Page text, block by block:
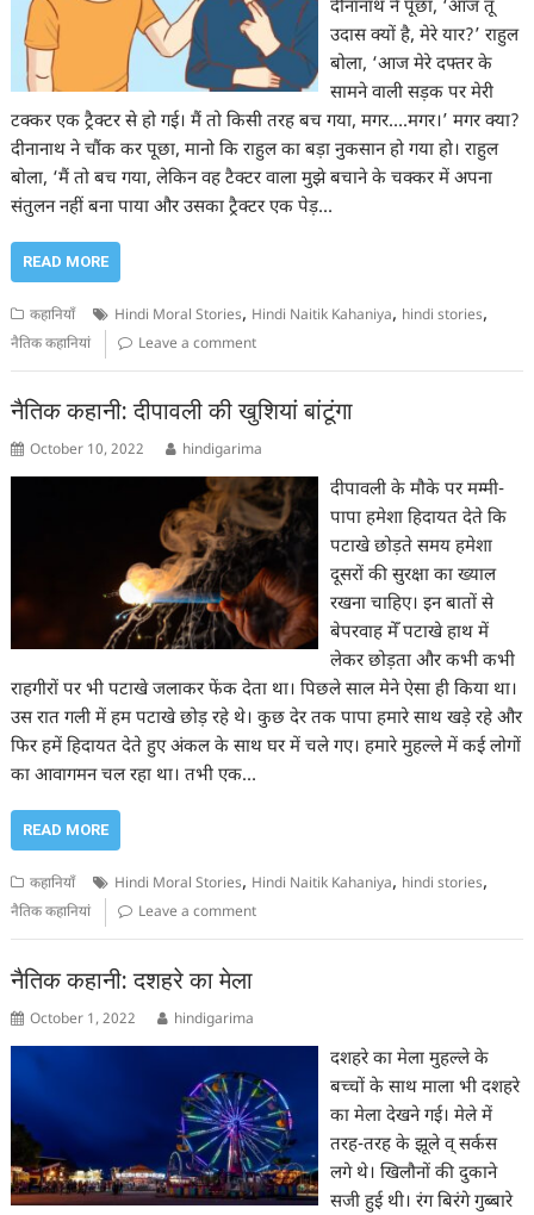
दीनानाथ ने पूछा, ‘आज तू
उदास क्यों है, मेरे यार?’ राहुल
बोला, ‘आज मेरे दफ्तर के
सामने वाली सड़क पर मेरी
टक्कर एक ट्रैक्टर से हो गई। मैं तो किसी तरह बच गया, मगर….मगर।’ मगर क्या?
दीनानाथ ने चौंक कर पूछा, मानो कि राहुल का बड़ा नुकसान हो गया हो। राहुल
बोला, ‘मैं तो बच गया, लेकिन वह टैक्टर वाला मुझे बचाने के चक्कर में अपना
संतुलन नहीं बना पाया और उसका ट्रैक्टर एक पेड़…
READ MORE
कहानियाँ Hindi Moral Stories, Hindi Naitik Kahaniya, hindi stories,
नैतिक कहानियां Leave a comment
नैतिक कहानी: दीपावली की खुशियां बांटूंगा
October 10, 2022 hindigarima
दीपावली के मौके पर मम्मी-
पापा हमेशा हिदायत देते कि
पटाखे छोड़ते समय हमेशा
दूसरों की सुरक्षा का ख्याल
रखना चाहिए। इन बातों से
बेपरवाह मेँ पटाखे हाथ में
लेकर छोड़ता और कभी कभी
राहगीरों पर भी पटाखे जलाकर फेंक देता था। पिछले साल मेने ऐसा ही किया था।
उस रात गली में हम पटाखे छोड़ रहे थे। कुछ देर तक पापा हमारे साथ खड़े रहे और
फिर हमें हिदायत देते हुए अंकल के साथ घर में चले गए। हमारे मुहल्ले में कई लोगों
का आवागमन चल रहा था। तभी एक…
READ MORE
कहानियाँ Hindi Moral Stories, Hindi Naitik Kahaniya, hindi stories,
नैतिक कहानियां Leave a comment
नैतिक कहानी: दशहरे का मेला
October 1, 2022 hindigarima
दशहरे का मेला मुहल्ले के
बच्चों के साथ माला भी दशहरे
का मेला देखने गई। मेले में
तरह-तरह के झूले व् सर्कस
लगे थे। खिलौनों की दुकाने
सजी हुई थी। रंग बिरंगे गुब्बारे